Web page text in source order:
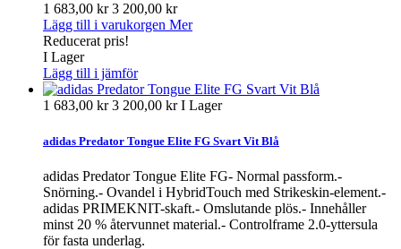
1 683,00 kr3 200,00 kr
Lägg till i varukorgen Mer
Reducerat pris!
I Lager
Lägg till i jämför
1 683,00 kr3 200,00 krI Lager
adidas Predator Tongue Elite FG Svart Vit Blå
adidas Predator Tongue Elite FG- Normal passform.-
Snörning.- Ovandel i HybridTouch med Strikeskin-element.-
adidas PRIMEKNIT-skaft.- Omslutande plös.- Innehåller
minst 20 % återvunnet material.- Controlframe 2.0-yttersula
för fasta underlag.